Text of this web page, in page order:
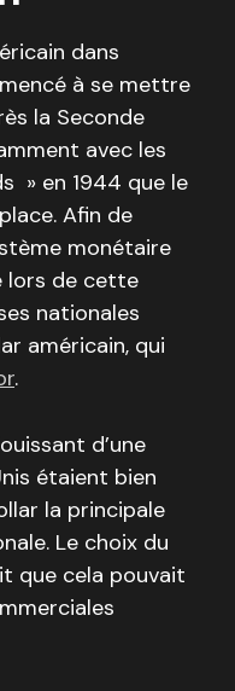
dans
à se mettre
la Seconde
avec les
» en 1944 que le
Afin de
monétaire
lors de cette
nationales
américain, qui
.
d’une
étaient bien
la principale
Le choix du
que cela pouvait